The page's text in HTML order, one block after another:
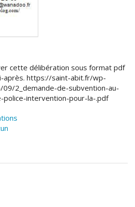
cette délibération sous format pdf
après. https://saint-abit.fr/wp-
2_demande-de-subvention-au-
intervention-pour-la-.pdf